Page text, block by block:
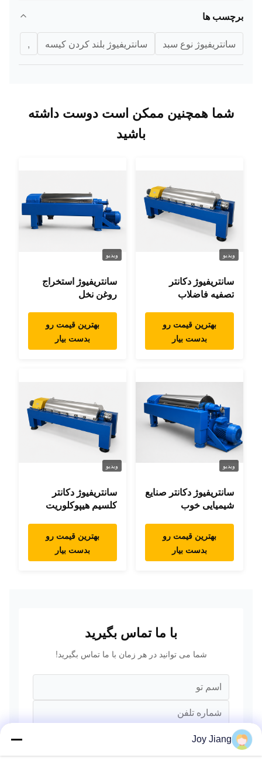
برچسب ها
سانتریفیوژ نوع سبد سانتریفیوژ بلند کردن کیسه ,
شما همچنین ممکن است دوست داشته
باشید
ویدیو
سانتریفیوژ دکانتر
تصفیه فاضلاب
بهترین قیمت رو
بدست بیار
ویدیو
سانتریفیوژ استخراج
روغن نخل
بهترین قیمت رو
بدست بیار
ویدیو
سانتریفیوژ دکانتر صنایع
شیمیایی خوب
بهترین قیمت رو
بدست بیار
ویدیو
سانتریفیوژ دکانتر
کلسیم هیپوکلوریت
بهترین قیمت رو
بدست بیار
با ما تماس بگیرید
شما می توانید در هر زمان با ما تماس بگیرید!
Joy Jiang